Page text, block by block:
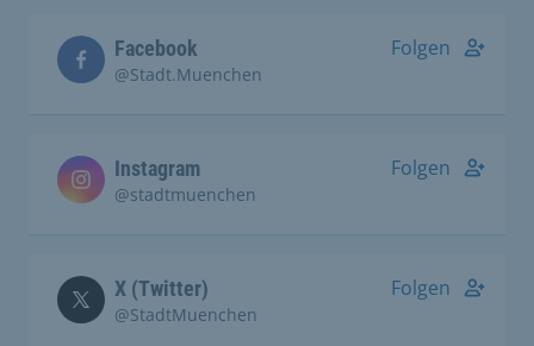
Facebook
@Stadt.Muenchen
Folgen
Instagram
@stadtmuenchen
Folgen
X (Twitter)
@StadtMuenchen
Folgen